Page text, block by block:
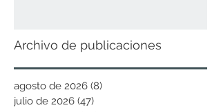
Archivo de publicaciones
agosto de 2026 (8)
julio de 2026 (47)